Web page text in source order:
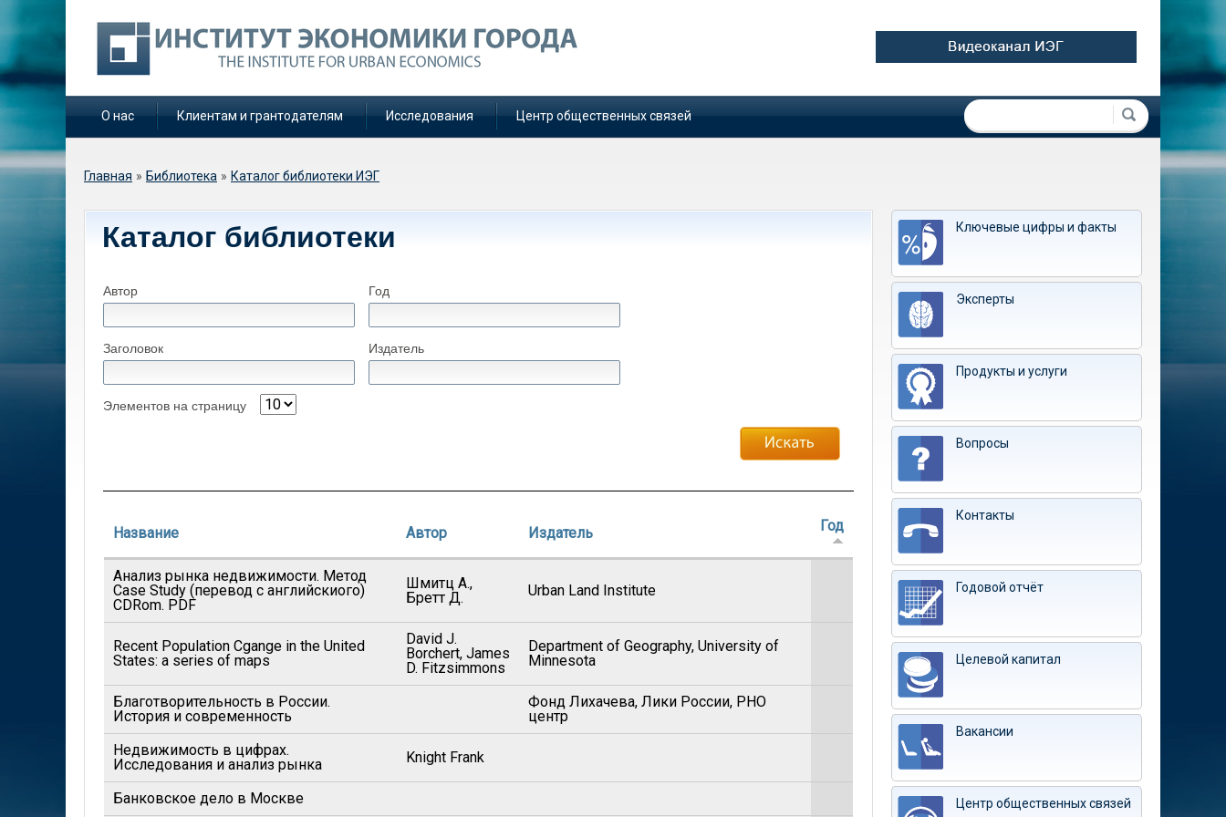
О нас Клиентам и грантодателям Исследования Центр общественных связей Форма поиска
Поиск
Вы здесь
Главная » Библиотека » Каталог библиотеки ИЭГ
Каталог библиотеки
Автор Год
Заголовок Издатель
Элементов на страницу
Название Автор Издатель Год
Анализ рынка недвижимости. Метод
Case Study (перевод с английскиого)
CDRom. PDF
Шмитц А.,
Бретт Д.
Urban Land Institute
Recent Population Cgange in the United
States: a series of maps
David J.
Borchert, James
D. Fitzsimmons
Department of Geography, University of
Minnesota
Благотворительность в России.
История и современность
Фонд Лихачева, Лики России, РНО
центр
Недвижимость в цифрах.
Исследования и анализ рынка
Knight Frank
Банковское дело в Москве
Ключевые цифры и факты
Эксперты
Продукты и услуги
Вопросы
Контакты
Годовой отчёт
Целевой капитал
Вакансии
Центр общественных связей